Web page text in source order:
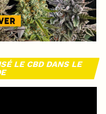
LE CBD DANS LE